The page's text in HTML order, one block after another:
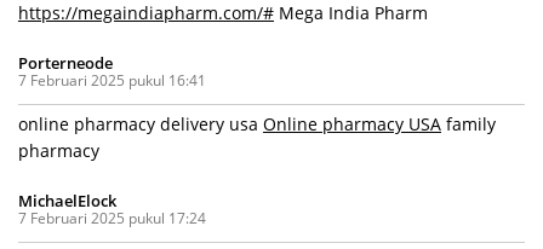
https://megaindiapharm.com/# Mega India Pharm
Porterneode
7 Februari 2025 pukul 16:41
online pharmacy delivery usa Online pharmacy USA family
pharmacy
MichaelElock
7 Februari 2025 pukul 17:24